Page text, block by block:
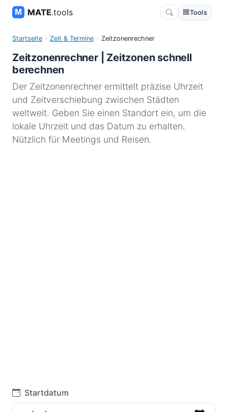
MATE.tools Tools
Startseite Zeit & Termine Zeitzonenrechner
Zeitzonenrechner | Zeitzonen schnell
berechnen
Der Zeitzonenrechner ermittelt präzise Uhrzeit
und Zeitverschiebung zwischen Städten
weltweit. Geben Sie einen Standort ein, um die
lokale Uhrzeit und das Datum zu erhalten.
Nützlich für Meetings und Reisen.
Startdatum